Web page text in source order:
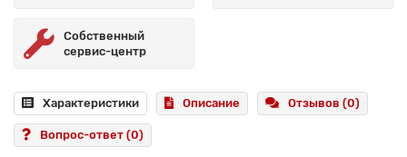
Собственный
сервис-центр
Характеристики Описание Отзывов (0)
Вопрос-ответ (0)